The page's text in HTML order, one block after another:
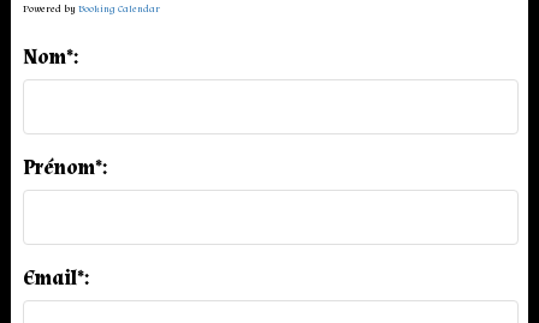
Powered by Booking Calendar
Nom*:
Prénom*:
Email*: